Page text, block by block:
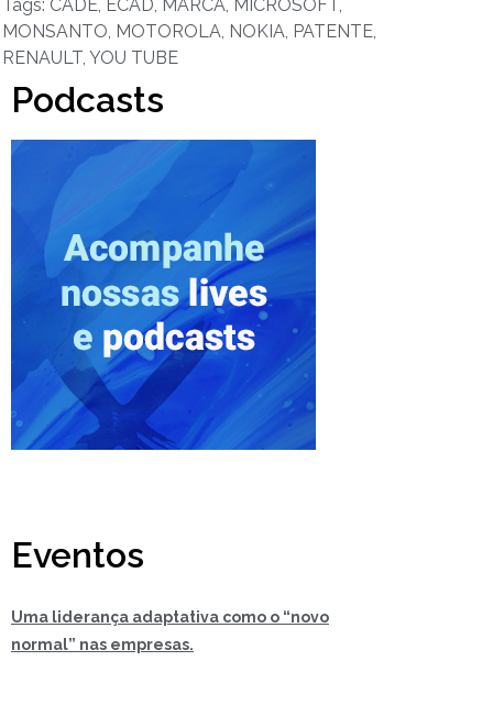
Tags: CADE, ECAD, MARCA, MICROSOFT ,
MONSANTO, MOTOROLA, NOKIA, PATENTE,
RENAULT, YOU TUBE
Podcasts
Eventos
Uma liderança adaptativa como o “novo
normal” nas empresas.